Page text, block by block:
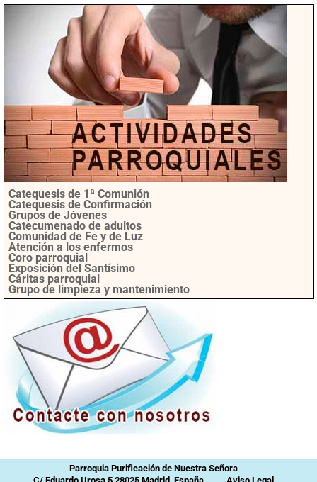
Catequesis de 1ª Comunión
Catequesis de Confirmación
Grupos de Jóvenes
Catecumenado de adultos
Comunidad de Fe y de Luz
Atención a los enfermos
Coro parroquial
Exposición del Santísimo
Cáritas parroquial
Grupo de limpieza y mantenimiento
Parroquia Purificación de Nuestra Señora